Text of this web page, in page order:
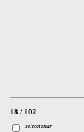
18 / 102
seleccionar